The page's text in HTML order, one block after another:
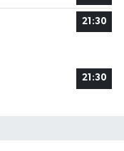
21:30
21:30